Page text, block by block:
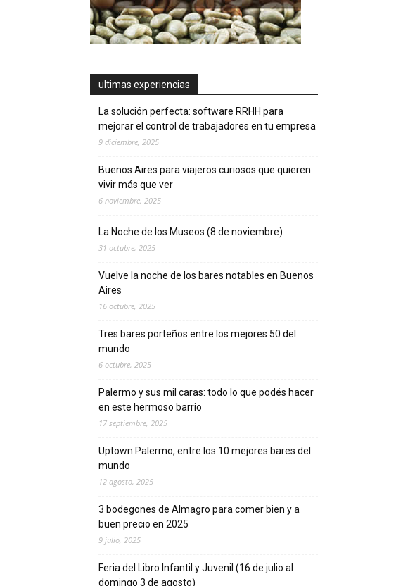
ultimas experiencias
La solución perfecta: software RRHH para
mejorar el control de trabajadores en tu empresa
9 diciembre, 2025
Buenos Aires para viajeros curiosos que quieren
vivir más que ver
6 noviembre, 2025
La Noche de los Museos (8 de noviembre)
31 octubre, 2025
Vuelve la noche de los bares notables en Buenos
Aires
16 octubre, 2025
Tres bares porteños entre los mejores 50 del
mundo
6 octubre, 2025
Palermo y sus mil caras: todo lo que podés hacer
en este hermoso barrio
17 septiembre, 2025
Uptown Palermo, entre los 10 mejores bares del
mundo
12 agosto, 2025
3 bodegones de Almagro para comer bien y a
buen precio en 2025
9 julio, 2025
Feria del Libro Infantil y Juvenil (16 de julio al
domingo 3 de agosto)